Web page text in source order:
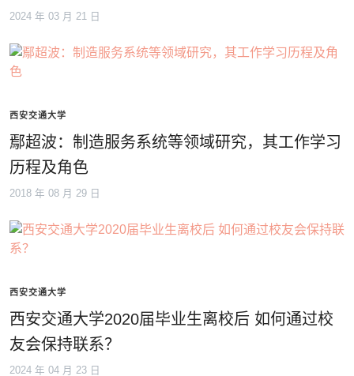
2024 年 03 月 21 日
西安交通大学
鄢超波：制造服务系统等领域研究，其工作学习
历程及角色
2018 年 08 月 29 日
西安交通大学
西安交通大学2020届毕业生离校后 如何通过校
友会保持联系？
2024 年 04 月 23 日